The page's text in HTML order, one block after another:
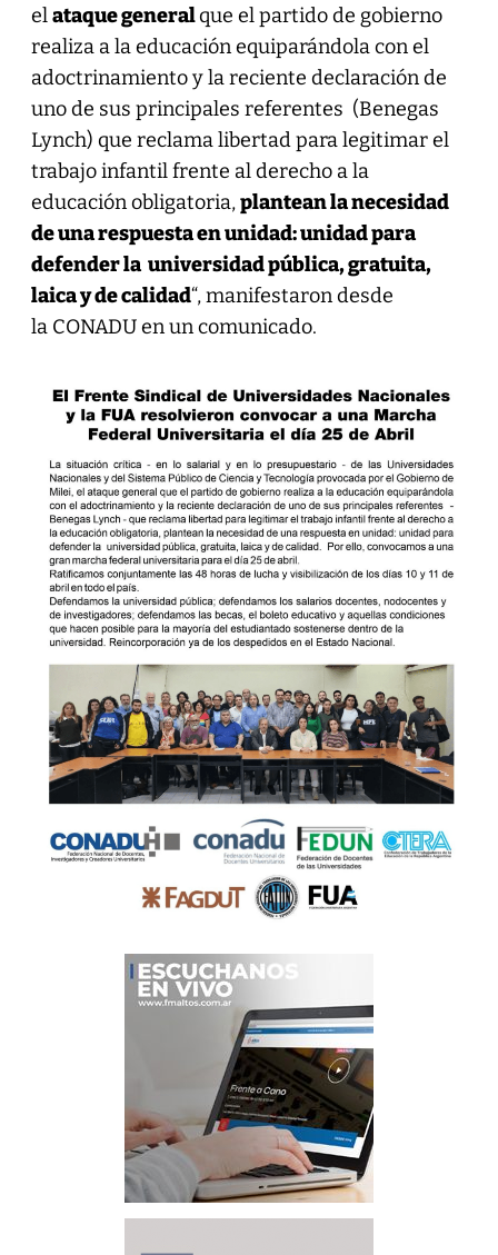
elataque generalque el partido de gobierno
realiza a la educación equiparándola con el
adoctrinamiento y la reciente declaración de
uno de sus principales referentes (Benegas
Lynch) que reclama libertad para legitimar el
trabajo infantil frente al derecho a la
educación obligatoria,plantean la necesidad
de una respuesta en unidad: unidad para
defender la universidad pública, gratuita,
laica y de calidad“, manifestaron desde
la CONADU en un comunicado.